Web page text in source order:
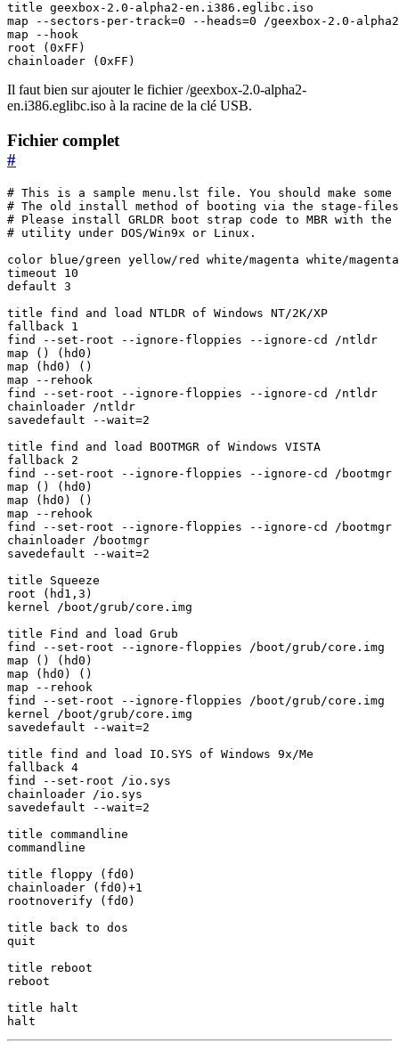
title geexbox-2.0-alpha2-en.i386.eglibc.iso
map --sectors-per-track=0 --heads=0 /geexbox-2.0-
map --hook
root (0xFF)
Il faut bien sur ajouter le fichier /geexbox-2.0-alpha2-
en.i386.eglibc.iso à la racine de la clé USB.
Fichier complet
#
# This is a sample menu.lst file. You should make
# The old install method of booting via the stage-files
# Please install GRLDR boot strap code to MBR with the
# utility under DOS/Win9x or Linux.
color blue/green yellow/red white/magenta white/magenta
timeout 10
default 3
title find and load NTLDR of Windows NT/2K/XP
fallback 1
find --set-root --ignore-floppies --ignore-cd /ntldr
map () (hd0)
map (hd0) ()
map --rehook
find --set-root --ignore-floppies --ignore-cd /ntldr
chainloader /ntldr
savedefault --wait=2
title find and load BOOTMGR of Windows VISTA
fallback 2
find --set-root --ignore-floppies --ignore-cd /bootmgr
map () (hd0)
map (hd0) ()
map --rehook
find --set-root --ignore-floppies --ignore-cd /bootmgr
chainloader /bootmgr
savedefault --wait=2
title Squeeze
root (hd1,3)
kernel /boot/grub/core.img
title Find and load Grub
find --set-root --ignore-floppies /boot/grub/core.img
map () (hd0)
map (hd0) ()
map --rehook
find --set-root --ignore-floppies /boot/grub/core.img
kernel /boot/grub/core.img
savedefault --wait=2
title find and load IO.SYS of Windows 9x/Me
fallback 4
find --set-root /io.sys
chainloader /io.sys
savedefault --wait=2
title commandline
commandline
title floppy (fd0)
chainloader (fd0)+1
rootnoverify (fd0)
title back to dos
quit
title reboot
reboot
title halt